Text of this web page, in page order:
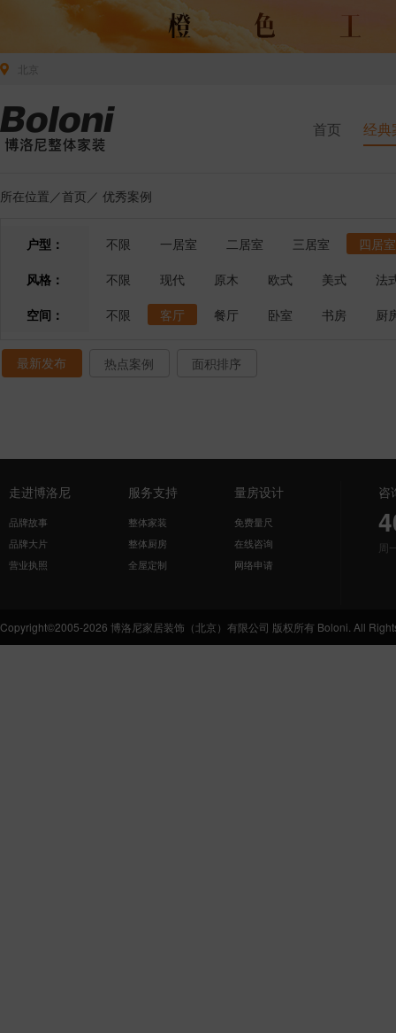
首页 经典
所在位置／首页 ／ 优秀案例
户型： 不限 一居室 二居室 三居室
四居室
风格：
不限 现代 原木 欧式 美式
法
空间：
不限 客厅 餐厅 卧室 书房 厨
最新发布 热点案例 面积排序
走进博洛尼
品牌故事
品牌大片
营业执照
服务支持
整体家装
整体厨房
全屋定制
量房设计
免费量尺
在线咨询
网络申请
咨
周
Copyright©2005-2026 博洛尼家居装饰（北京）有限公司 版权所有 Boloni. All